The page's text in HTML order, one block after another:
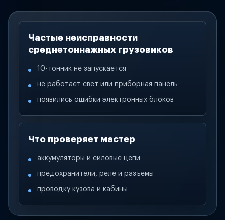
Частые неисправности
среднетоннажных грузовиков
10-тонник не запускается
не работает свет или приборная панель
появились ошибки электронных блоков
Что проверяет мастер
аккумуляторы и силовые цепи
предохранители, реле и разъемы
проводку кузова и кабины